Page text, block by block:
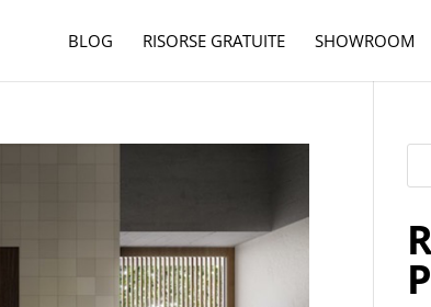
BLOG RISORSE GRATUITE SHOWROOM